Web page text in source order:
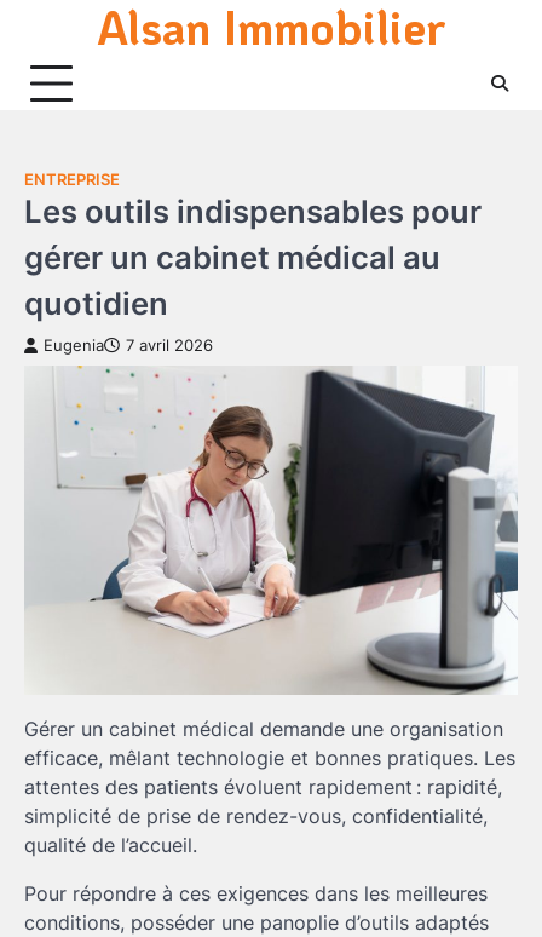
content
Alsan Immobilier
ENTREPRISE
Les outils indispensables pour
gérer un cabinet médical au
quotidien
Eugenia 7 avril 2026
Gérer un cabinet médical demande une organisation
efficace, mêlant technologie et bonnes pratiques. Les
attentes des patients évoluent rapidement : rapidité,
simplicité de prise de rendez-vous, confidentialité,
qualité de l’accueil.
Pour répondre à ces exigences dans les meilleures
conditions, posséder une panoplie d’outils adaptés